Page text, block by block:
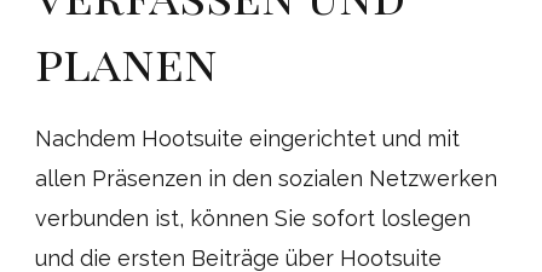
planen
Nachdem Hootsuite eingerichtet und mit
allen Präsenzen in den sozialen Netzwerken
verbunden ist, können Sie sofort loslegen
und die ersten Beiträge über Hootsuite